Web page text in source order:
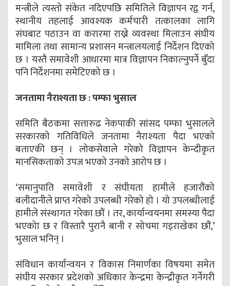
मन्त्रीले त्यस्तो संकेत नदिएपछि समितिले विज्ञापन रद्व गर्न,
स्थानीय तहलाई आवश्यक कर्मचारी तत्कालका लागि
संघबाट पठाउन वा करारमा राख्ने व्यवस्था मिलाउन संघीय
मामिला तथा सामान्य प्रशासन मन्त्रालयलाई निर्देशन दिएको
छ । यस्तै समावेशी आधारमा मात्र विज्ञापन निकाल्नुपर्ने बुँदा
पनि निर्देशनमा समेटिएको छ ।
जनतामा नैराश्यता छ : पम्फा भुसाल
समिति बैठकमा सत्तारुढ नेकपाकी सांसद पम्फा भुसालले
सरकारको गतिविधिले जनतामा नैराश्यता पैदा भएको
बताएकी छन् । लोकसेवाले गरेको विज्ञापन केन्दीकृत
मानसिकताको उपज भएको उनको आरोप छ ।
‘समानुपाति समावेशी र संघीयता हामीले हजारौंको
बलीदानीले प्राप्त गरेको उपलब्धी गरेको हो । यो उपलब्धीलाई
हामीले संस्थागत गरेका छौं । तर, कार्यान्वयनमा समस्या पैदा
भएकोा छ र विस्तारै पुरानै बानी र सोचमा गइराखेका छौं,’
भुसाल भनिन् ।
संविधान कार्यान्वयन र विकास निमार्णका विषयमा समेत
संघीय सरकार प्रदेशको अधिकार केन्द्रमा केन्द्रीकृत गर्नेगरी